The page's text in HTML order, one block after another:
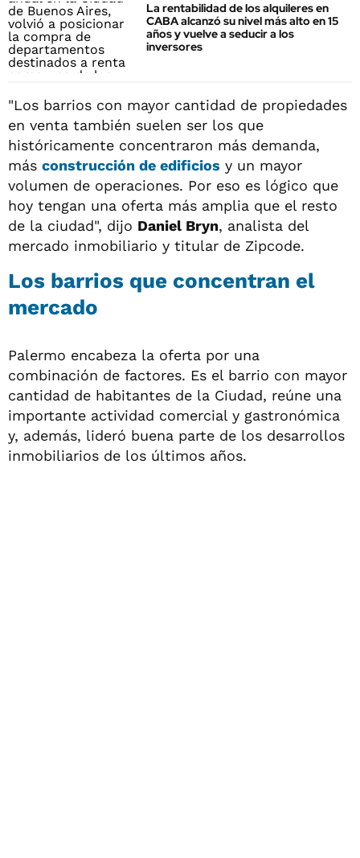
La rentabilidad de los alquileres en
CABA alcanzó su nivel más alto en 15
años y vuelve a seducir a los
inversores
"Los barrios con mayor cantidad de propiedades
en venta también suelen ser los que
históricamente concentraron más demanda,
más construcción de edificios y un mayor
volumen de operaciones. Por eso es lógico que
hoy tengan una oferta más amplia que el resto
de la ciudad", dijo Daniel Bryn, analista del
mercado inmobiliario y titular de Zipcode.
Los barrios que concentran el
mercado
Palermo encabeza la oferta por una
combinación de factores. Es el barrio con mayor
cantidad de habitantes de la Ciudad, reúne una
importante actividad comercial y gastronómica
y, además, lideró buena parte de los desarrollos
inmobiliarios de los últimos años.